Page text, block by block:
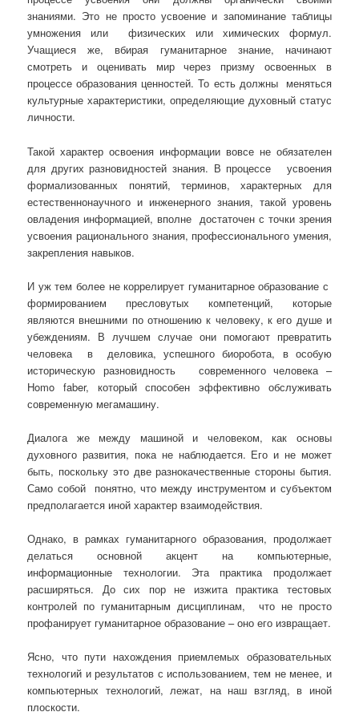
знаниями. Это не просто усвоение и запоминание таблицы
умножения или физических или химических формул.
Учащиеся же, вбирая гуманитарное знание, начинают
смотреть и оценивать мир через призму освоенных в
процессе образования ценностей. То есть должны меняться
культурные характеристики, определяющие духовный статус
личности.
Такой характер освоения информации вовсе не обязателен
для других разновидностей знания. В процессе усвоения
формализованных понятий, терминов, характерных для
естественнонаучного и инженерного знания, такой уровень
овладения информацией, вполне достаточен с точки зрения
усвоения рационального знания, профессионального умения,
закрепления навыков.
И уж тем более не коррелирует гуманитарное образование с
формированием пресловутых компетенций, которые
являются внешними по отношению к человеку, к его душе и
убеждениям. В лучшем случае они помогают превратить
человека в деловика, успешного биоробота, в особую
историческую разновидность современного человека –
Homo faber, который способен эффективно обслуживать
современную мегамашину.
Диалога же между машиной и человеком, как основы
духовного развития, пока не наблюдается. Его и не может
быть, поскольку это две разнокачественные стороны бытия.
Само собой понятно, что между инструментом и субъектом
предполагается иной характер взаимодействия.
Однако, в рамках гуманитарного образования, продолжает
делаться основной акцент на компьютерные,
информационные технологии. Эта практика продолжает
расширяться. До сих пор не изжита практика тестовых
контролей по гуманитарным дисциплинам, что не просто
профанирует гуманитарное образование – оно его извращает.
Ясно, что пути нахождения приемлемых образовательных
технологий и результатов с использованием, тем не менее, и
компьютерных технологий, лежат, на наш взгляд, в иной
плоскости.